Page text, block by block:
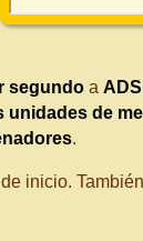
segundo a
unidades de
.
inicio.